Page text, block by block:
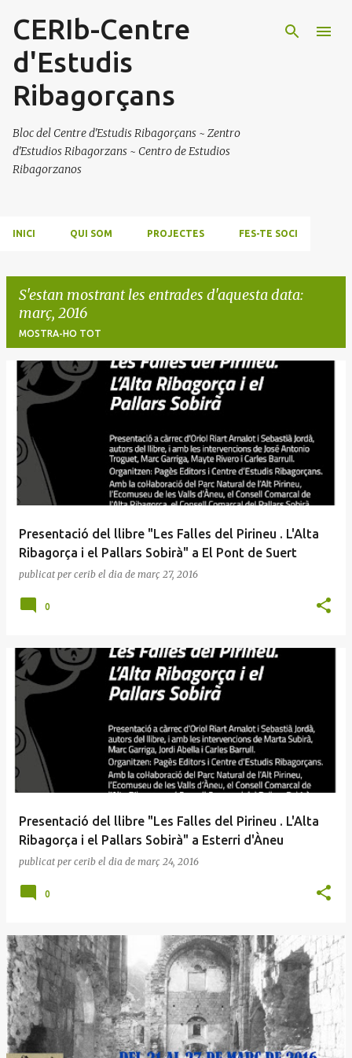
Salta al contingut principal
CERIb-Centre
d'Estudis
Ribagorçans
Bloc del Centre d'Estudis Ribagorçans ~ Zentro
d'Estudios Ribagorzans ~ Centro de Estudios
Ribagorzanos
INICI QUI SOM PROJECTES FES-TE SOCI
S'estan mostrant les entrades d'aquesta data:
març, 2016
MOSTRA-HO TOT
Presentació del llibre "Les Falles del Pirineu . L'Alta
Ribagorça i el Pallars Sobirà" a El Pont de Suert
publicat per cerib el dia de març 27, 2016
0
Presentació del llibre "Les Falles del Pirineu . L'Alta
Ribagorça i el Pallars Sobirà" a Esterri d'Àneu
publicat per cerib el dia de març 24, 2016
0